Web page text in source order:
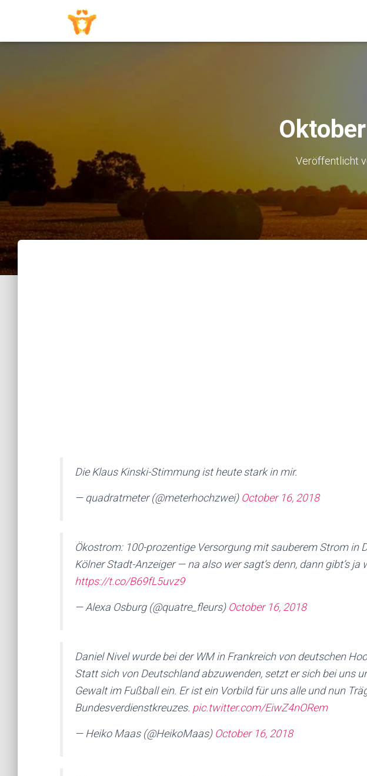
Veröffentlicht
Die Klaus Kinski-Stimmung ist heute stark in mir.
— quadratmeter (@meterhochzwei) October 16, 2018
Ökostrom: 100-prozentige Versorgung mit sauberem Strom in
Kölner Stadt-Anzeiger — na also wer sagt’s denn, dann gibt’s ja
https://t.co/B69fL5uvz9
— Alexa Osburg (@quatre_fleurs) October 16, 2018
Daniel Nivel wurde bei der WM in Frankreich von deutschen
Statt sich von Deutschland abzuwenden, setzt er sich bei uns
Gewalt im Fußball ein. Er ist ein Vorbild für uns alle und nun
Bundesverdienstkreuzes. pic.twitter.com/EiwZ4nORem
— Heiko Maas (@HeikoMaas) October 16, 2018